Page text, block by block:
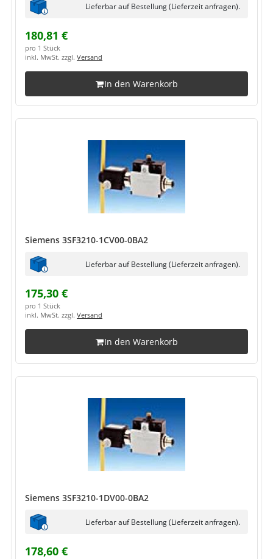
Lieferbar auf Bestellung (Lieferzeit anfragen).
180,81 €
pro 1 Stück
inkl. MwSt. zzgl. Versand
In den Warenkorb
Siemens 3SF3210-1CV00-0BA2
Lieferbar auf Bestellung (Lieferzeit anfragen).
175,30 €
pro 1 Stück
inkl. MwSt. zzgl. Versand
In den Warenkorb
Siemens 3SF3210-1DV00-0BA2
Lieferbar auf Bestellung (Lieferzeit anfragen).
178,60 €